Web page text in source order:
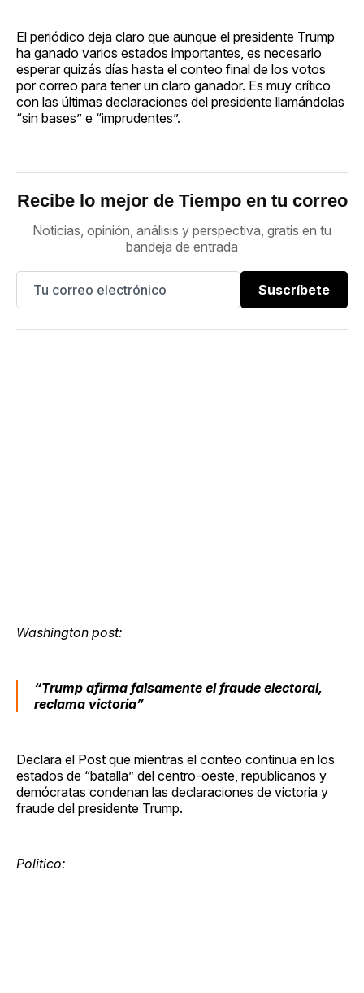
El periódico deja claro que aunque el presidente Trump
ha ganado varios estados importantes, es necesario
esperar quizás días hasta el conteo final de los votos
por correo para tener un claro ganador. Es muy crítico
con las últimas declaraciones del presidente llamándolas
“sin bases” e “imprudentes”.
Recibe lo mejor de Tiempo en tu correo
Noticias, opinión, análisis y perspectiva, gratis en tu
bandeja de entrada
Suscríbete
Washington post:
“Trump afirma falsamente el fraude electoral,
reclama victoria”
Declara el Post que mientras el conteo continua en los
estados de “batalla” del centro-oeste, republicanos y
demócratas condenan las declaraciones de victoria y
fraude del presidente Trump.
Politico: